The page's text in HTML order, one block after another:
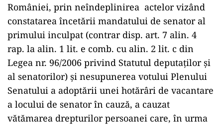
României, prin neîndeplinirea actelor vizând
constatarea încetării mandatului de senator al
primului inculpat (contrar disp. art. 7 alin. 4
rap. la alin. 1 lit. e comb. cu alin. 2 lit. c din
Legea nr. 96/2006 privind Statutul deputaților și
al senatorilor) și nesupunerea votului Plenului
Senatului a adoptării unei hotărâri de vacantare
a locului de senator în cauză, a cauzat
vătămarea drepturilor persoanei care, în urma